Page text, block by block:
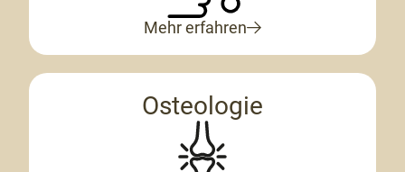
Mehr erfahren
Osteologie